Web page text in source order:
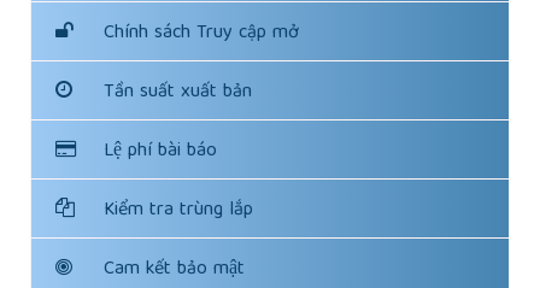
Chính sách Truy cập mở
Tần suất xuất bản
Lệ phí bài báo
Kiểm tra trùng lắp
Cam kết bảo mật